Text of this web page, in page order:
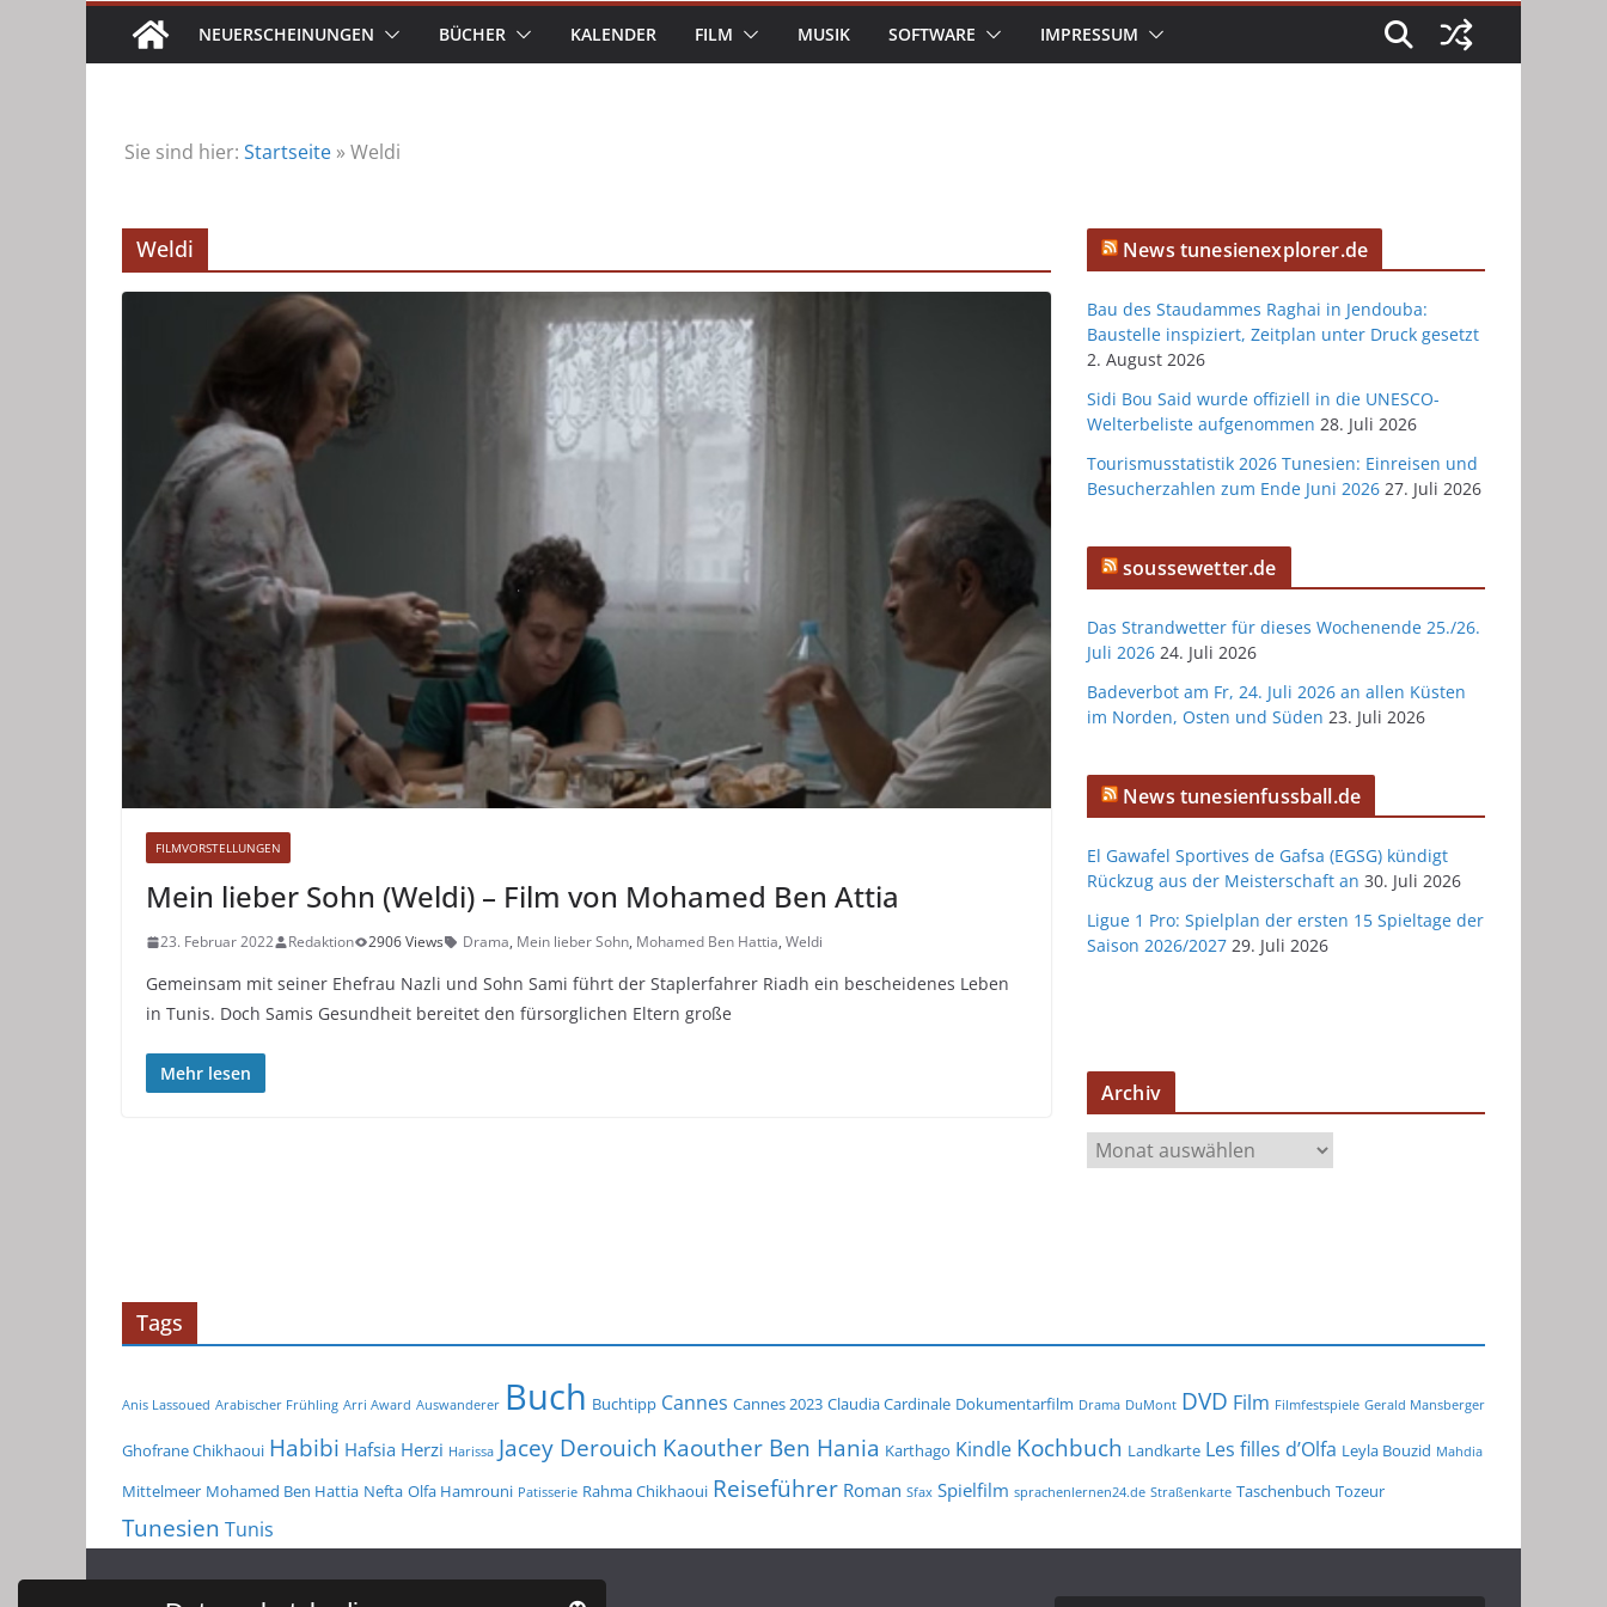
NEUERSCHEINUNGEN BÜCHER KALENDER FILM MUSIK SOFTWARE IMPRESSUM
Sie sind hier: Startseite »Weldi
Weldi
FILMVORSTELLUNGEN
Mein lieber Sohn (Weldi) – Film von Mohamed Ben Attia
23. Februar 2022 Redaktion 2906 Views Drama, Mein lieber Sohn, Mohamed Ben Hattia, Weldi
Gemeinsam mit seiner Ehefrau Nazli und Sohn Sami führt der Staplerfahrer Riadh ein bescheidenes Leben
in Tunis. Doch Samis Gesundheit bereitet den fürsorglichen Eltern große
Mehr lesen
News tunesienexplorer.de
Bau des Staudammes Raghai in Jendouba:
Baustelle inspiziert, Zeitplan unter Druck gesetzt
2. August 2026
Sidi Bou Said wurde offiziell in die UNESCO-
Welterbeliste aufgenommen 28. Juli 2026
Tourismusstatistik 2026 Tunesien: Einreisen und
Besucherzahlen zum Ende Juni 2026 27. Juli 2026
soussewetter.de
Das Strandwetter für dieses Wochenende 25./26.
Juli 2026 24. Juli 2026
Badeverbot am Fr, 24. Juli 2026 an allen Küsten
im Norden, Osten und Süden 23. Juli 2026
News tunesienfussball.de
El Gawafel Sportives de Gafsa (EGSG) kündigt
Rückzug aus der Meisterschaft an 30. Juli 2026
Ligue 1 Pro: Spielplan der ersten 15 Spieltage der
Saison 2026/2027 29. Juli 2026
Archiv
r
Tags
Anis Lassoued Arabischer Frühling Arri Award Auswanderer Buch Buchtipp Cannes Cannes 2023 Claudia Cardinale Dokumentarfilm Drama DuMont DVD Film Filmfestspiele Gerald Mansberger
Ghofrane Chikhaoui Habibi Hafsia Herzi Harissa Jacey Derouich Kaouther Ben Hania Karthago Kindle Kochbuch Landkarte Les filles d’Olfa Leyla Bouzid Mahdia
Mittelmeer Mohamed Ben Hattia Nefta Olfa Hamrouni Patisserie Rahma Chikhaoui Reiseführer Roman Sfax Spielfilm sprachenlernen24.de Straßenkarte Taschenbuch Tozeur
Tunesien Tunis